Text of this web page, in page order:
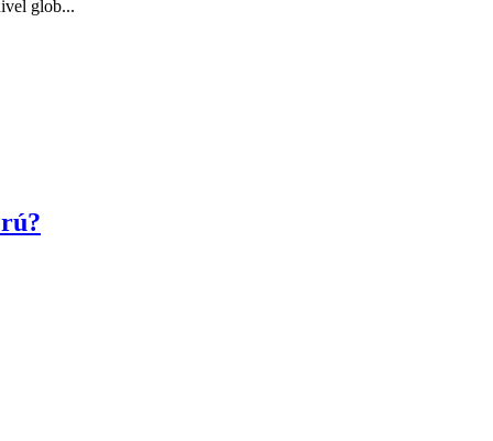
glob...